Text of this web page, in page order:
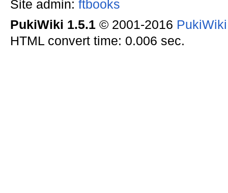
Site admin: ftbooks
PukiWiki 1.5.1© 2001-2016
HTML convert time: 0.006 sec.